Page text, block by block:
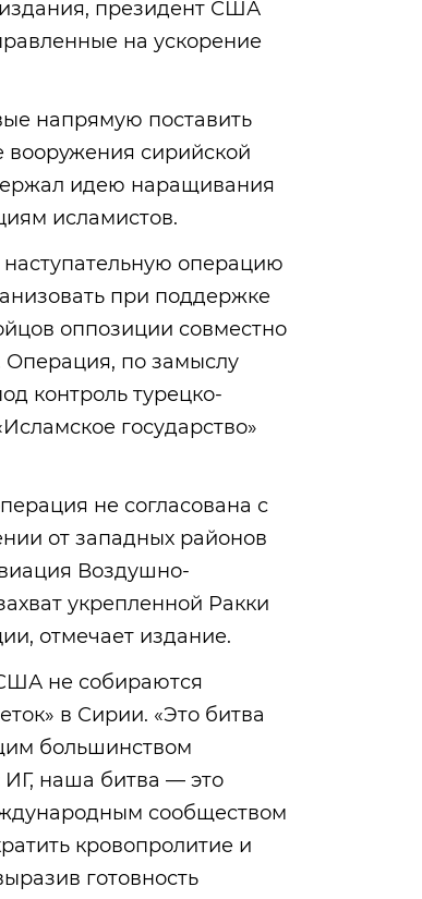
президент США
на ускорение
напрямую поставить
сирийской
идею наращивания
исламистов.
операцию
при поддержке
оппозиции совместно
Операция, по замыслу
контроль турецко-
государство»
не согласована с
от западных районов
Воздушно-
укрепленной Ракки
отмечает издание.
не собираются
в Сирии. «Это битва
большинством
наша битва — это
сообществом
кровопролитие и
готовность